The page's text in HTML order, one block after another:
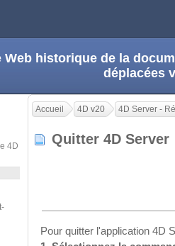
Web historique de la
déplacées
4D
Accueil 4D v20 4D Server -
Quitter 4D
Pour quitter l'application 4D